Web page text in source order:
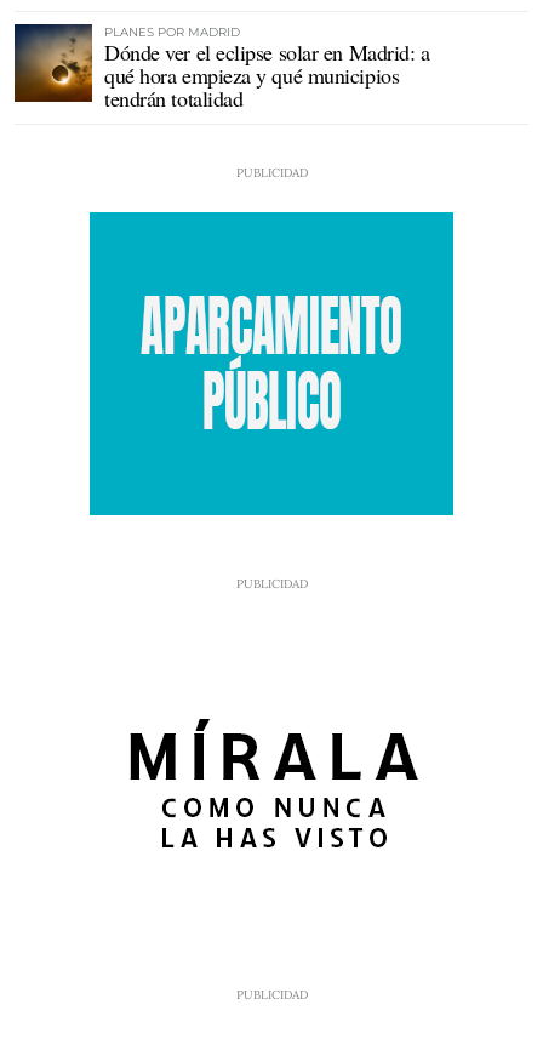
PLANES POR MADRID
Dónde ver el eclipse solar en Madrid: a
qué hora empieza y qué municipios
tendrán totalidad